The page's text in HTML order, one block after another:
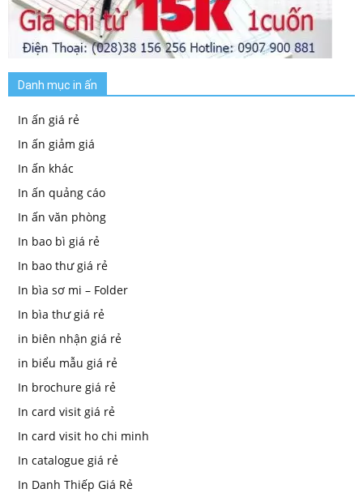
Danh mục in ấn
In ấn giá rẻ
In ấn giảm giá
In ấn khác
In ấn quảng cáo
In ấn văn phòng
In bao bì giá rẻ
In bao thư giá rẻ
In bìa sơ mi – Folder
In bìa thư giá rẻ
in biên nhận giá rẻ
in biểu mẫu giá rẻ
In brochure giá rẻ
In card visit giá rẻ
In card visit ho chi minh
In catalogue giá rẻ
In Danh Thiếp Giá Rẻ